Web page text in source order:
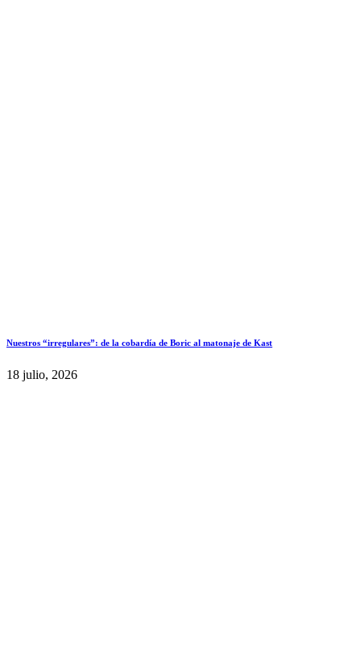
Nuestros “irregulares”: de la cobardía de Boric al matonaje de Kast
18 julio, 2026